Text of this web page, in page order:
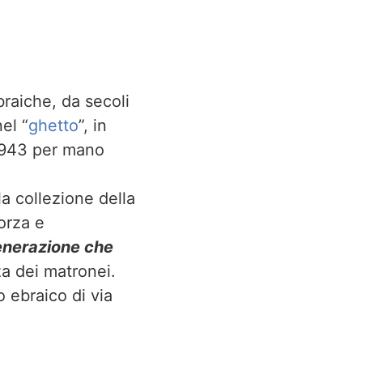
da secoli
“ghetto”, in
per mano
collezione della
e
che
dei matronei.
ebraico di via